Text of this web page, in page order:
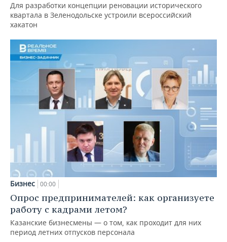
Для разработки концепции реновации исторического
квартала в Зеленодольске устроили всероссийский
хакатон
Бизнес 00:00
Опрос предпринимателей: как организуете
работу с кадрами летом?
Казанские бизнесмены — о том, как проходит для них
период летних отпусков персонала